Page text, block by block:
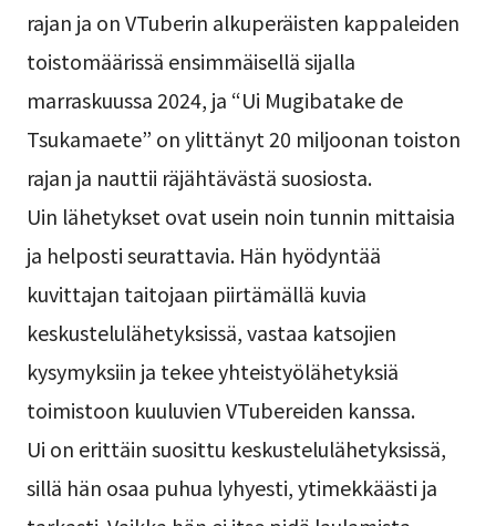
rajan ja on VTuberin alkuperäisten kappaleiden
toistomäärissä ensimmäisellä sijalla
marraskuussa 2024, ja “Ui Mugibatake de
Tsukamaete” on ylittänyt 20 miljoonan toiston
rajan ja nauttii räjähtävästä suosiosta.
Uin lähetykset ovat usein noin tunnin mittaisia
ja helposti seurattavia. Hän hyödyntää
kuvittajan taitojaan piirtämällä kuvia
keskustelulähetyksissä, vastaa katsojien
kysymyksiin ja tekee yhteistyölähetyksiä
toimistoon kuuluvien VTubereiden kanssa.
Ui on erittäin suosittu keskustelulähetyksissä,
sillä hän osaa puhua lyhyesti, ytimekkäästi ja